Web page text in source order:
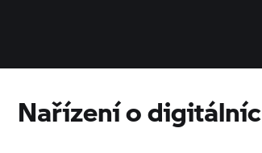
Nařízení o